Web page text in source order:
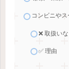
コンビニや
❌ 取扱い
✅ 理由